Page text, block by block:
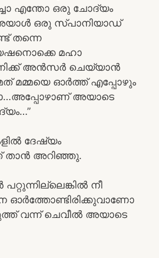
എന്തോ ഒരു ചോദ്യം
ഒരു സ്പാനിയാഡ്
തന്നെ
മഹാ
അന്‍സര്‍ ചെയ്യാന്‍
മമ്മയെ ഓര്‍ത്ത് എപ്പോഴും
അയാടെ
ദേഷ്യം
താന്‍ അറിഞ്ഞു.
നീ
ഓര്‍ത്തോണ്ടിരിക്കുവാണോ
വന്ന് ചെവീല്‍ അയാടെ